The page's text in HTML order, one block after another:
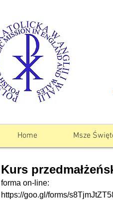
Home Msze
Kurs
forma on-line:
https://goo.gl/forms/